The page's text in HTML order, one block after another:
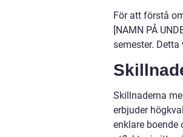
För att förstå
[NAMN PÅ
semester.
Skillnaderna
erbjuder
enklare boende